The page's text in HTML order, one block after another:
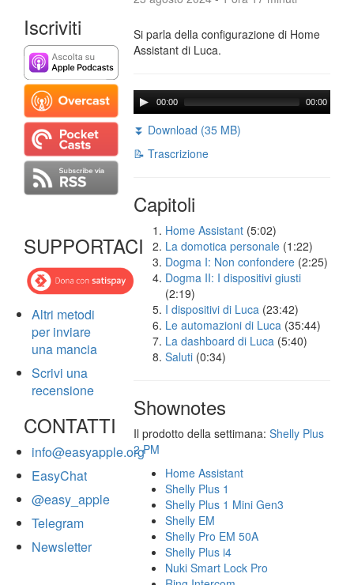
Iscriviti
SUPPORTACI
Altri metodi
per inviare
una mancia
Scrivi una
recensione
CONTATTI
info@easyapple.org
EasyChat
@easy_apple
Telegram
Newsletter
Si parla della configurazione di Home
Assistant di Luca.
00:00 00:00
⏬ Download (35 MB)
📝 Trascrizione
Capitoli
Home Assistant (5:02)
La domotica personale (1:22)
Dogma I: Non confondere (2:25)
Dogma II: I dispositivi giusti
(2:19)
I dispositivi di Luca (23:42)
Le automazioni di Luca (35:44)
La dashboard di Luca (5:40)
Saluti (0:34)
Shownotes
Il prodotto della settimana:Shelly Plus
2 PM
Home Assistant
Shelly Plus 1
Shelly Plus 1 Mini Gen3
Shelly EM
Shelly Pro EM 50A
Shelly Plus i4
Nuki Smart Lock Pro